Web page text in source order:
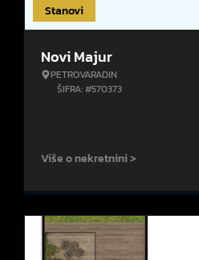
Stanovi
Novi Majur
PETROVARADIN
ŠIFRA: #570373
Više o nekretnini >